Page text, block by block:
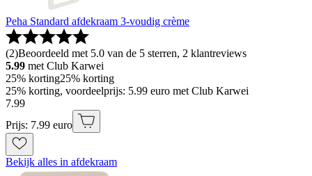
Peha Standard afdekraam 3-voudig crème
(2)Beoordeeld met 5.0 van de 5 sterren, 2 klantreviews
5.99 met Club Karwei
25% korting25% korting
25% korting, voordeelprijs: 5.99 euro met Club Karwei
7.99
Prijs: 7.99 euro
Bekijk alles in afdekraam